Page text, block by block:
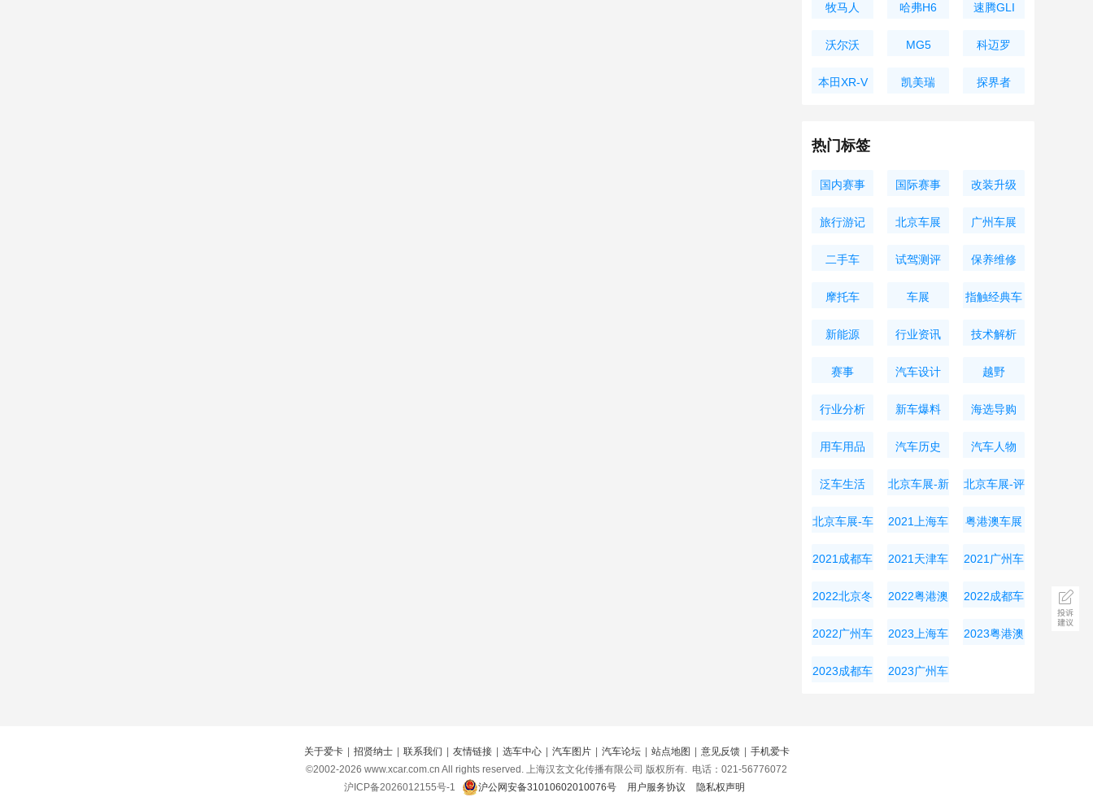
牧马人 哈弗H6 速腾GLI
沃尔沃 MG5 科迈罗
本田XR-V 凯美瑞 探界者
热门标签
国内赛事 国际赛事 改装升级
旅行游记 北京车展 广州车展
二手车 试驾测评 保养维修
摩托车 车展 指触经典车
新能源 行业资讯 技术解析
赛事 汽车设计 越野
行业分析 新车爆料 海选导购
用车用品 汽车历史 汽车人物
泛车生活 北京车展-新
车资讯
北京车展-评
测导购
北京车展-车
展周边
2021上海车 粤港澳车展
2021成都车
展
2021天津车
展
2021广州车
展
2022北京冬
奥会
2022粤港澳
大湾区车展
2022成都车
展
2022广州车
展
2023上海车
展
2023粤港澳
2023成都车 2023广州车
关于爱卡 招贤纳士 联系我们 友情链接 选车中心 汽车图片 汽车论坛 站点地图 意见反馈
手机爱卡
©2002-2026 www.xcar.com.cn All rights reserved. 上海汉玄文化传播有限公司 版权所有. 电话：021-56776072
沪ICP备2026012155号-1
沪公网安备31010602010076号 用户服务协议 隐私权声明